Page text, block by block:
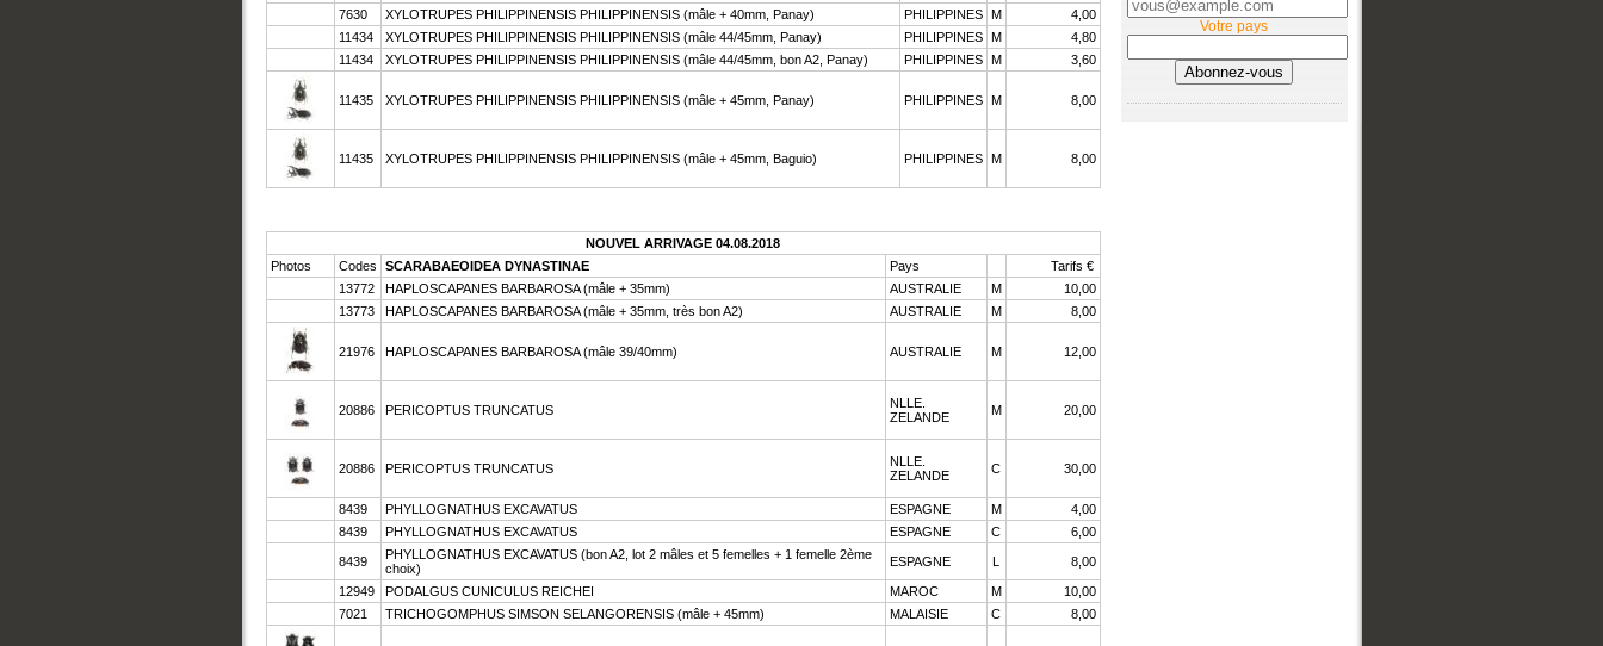
7630
XYLOTRUPES PHILIPPINENSIS PHILIPPINENSIS (mâle + 40mm, Panay) PHILIPPINES M
4,00
11434
XYLOTRUPES PHILIPPINENSIS PHILIPPINENSIS (mâle 44/45mm, Panay) PHILIPPINES M
4,80
11434
XYLOTRUPES PHILIPPINENSIS PHILIPPINENSIS (mâle 44/45mm, bon A2, Panay) PHILIPPINES M 3,60
11435 XYLOTRUPES PHILIPPINENSIS PHILIPPINENSIS (mâle + 45mm, Panay) PHILIPPINES M 8,00
11435 XYLOTRUPES PHILIPPINENSIS PHILIPPINENSIS (mâle + 45mm, Baguio) PHILIPPINES M 8,00
NOUVEL ARRIVAGE 04.08.2018
Photos
Codes SCARABAEOIDEA DYNASTINAE Pays
Tarifs €
13772
HAPLOSCAPANES BARBAROSA (mâle + 35mm) AUSTRALIE M
10,00
13773
HAPLOSCAPANES BARBAROSA (mâle + 35mm, très bon A2) AUSTRALIE M 8,00
21976 HAPLOSCAPANES BARBAROSA (mâle 39/40mm) AUSTRALIE M 12,00
20886 PERICOPTUS TRUNCATUS
NLLE.
ZELANDE
M 20,00
20886 PERICOPTUS TRUNCATUS
NLLE.
ZELANDE
C 30,00
8439 PHYLLOGNATHUS EXCAVATUS ESPAGNE M
4,00
8439
PHYLLOGNATHUS EXCAVATUS ESPAGNE C 6,00
8439
PHYLLOGNATHUS EXCAVATUS (bon A2, lot 2 mâles et 5 femelles + 1 femelle 2ème
choix)
ESPAGNE L 8,00
12949 PODALGUS CUNICULUS REICHEI MAROC M
10,00
7021
TRICHOGOMPHUS SIMSON SELANGORENSIS (mâle + 45mm) MALAISIE C 8,00
Votre pays